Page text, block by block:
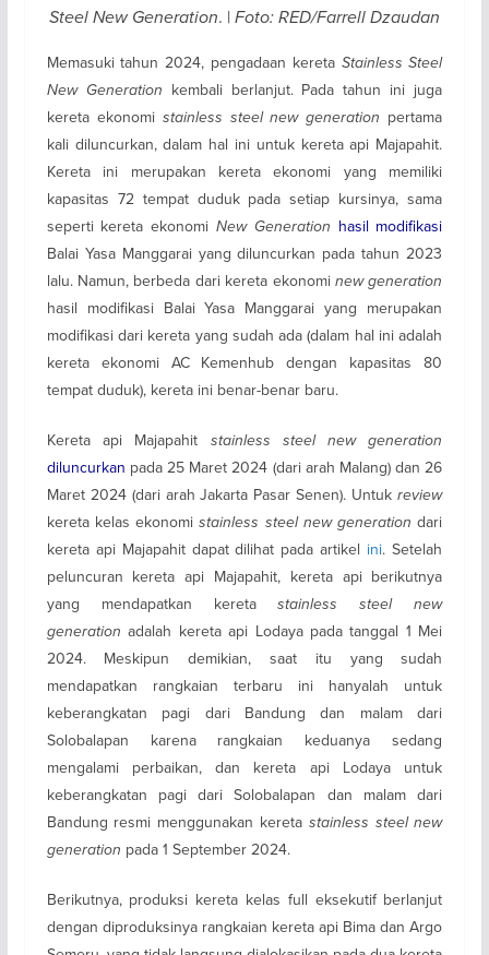
Steel New Generation. | Foto: RED/Farrell Dzaudan
Memasuki tahun 2024, pengadaan kereta Stainless Steel
New Generation kembali berlanjut. Pada tahun ini juga
kereta ekonomi stainless steel new generation pertama
kali diluncurkan, dalam hal ini untuk kereta api Majapahit.
Kereta ini merupakan kereta ekonomi yang memiliki
kapasitas 72 tempat duduk pada setiap kursinya, sama
seperti kereta ekonomi New Generation hasil modifikasi
Balai Yasa Manggarai yang diluncurkan pada tahun 2023
lalu. Namun, berbeda dari kereta ekonomi new generation
hasil modifikasi Balai Yasa Manggarai yang merupakan
modifikasi dari kereta yang sudah ada (dalam hal ini adalah
kereta ekonomi AC Kemenhub dengan kapasitas 80
tempat duduk), kereta ini benar-benar baru.
Kereta api Majapahit stainless steel new generation
diluncurkan pada 25 Maret 2024 (dari arah Malang) dan 26
Maret 2024 (dari arah Jakarta Pasar Senen). Untukreview
kereta kelas ekonomistainless steel new generation dari
kereta api Majapahit dapat dilihat pada artikel ini. Setelah
peluncuran kereta api Majapahit, kereta api berikutnya
yang mendapatkan keretastainless steel new
generationadalah kereta api Lodaya pada tanggal 1 Mei
2024. Meskipun demikian, saat itu yang sudah
mendapatkan rangkaian terbaru ini hanyalah untuk
keberangkatan pagi dari Bandung dan malam dari
Solobalapan karena rangkaian keduanya sedang
mengalami perbaikan, dan kereta api Lodaya untuk
keberangkatan pagi dari Solobalapan dan malam dari
Bandung resmi menggunakan kereta stainless steel new
generation pada 1 September 2024.
Berikutnya, produksi kereta kelas full eksekutif berlanjut
dengan diproduksinya rangkaian kereta api Bima dan Argo